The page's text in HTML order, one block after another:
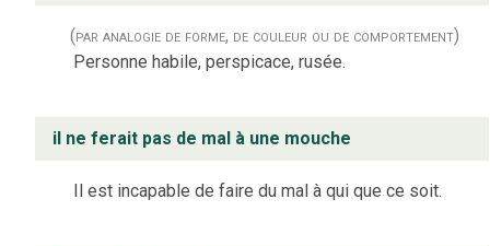
(par analogie de forme, de couleur ou de comportement)
Personne habile, perspicace, rusée.
il ne ferait pas de mal à une mouche
Il est incapable de faire du mal à qui que ce soit.